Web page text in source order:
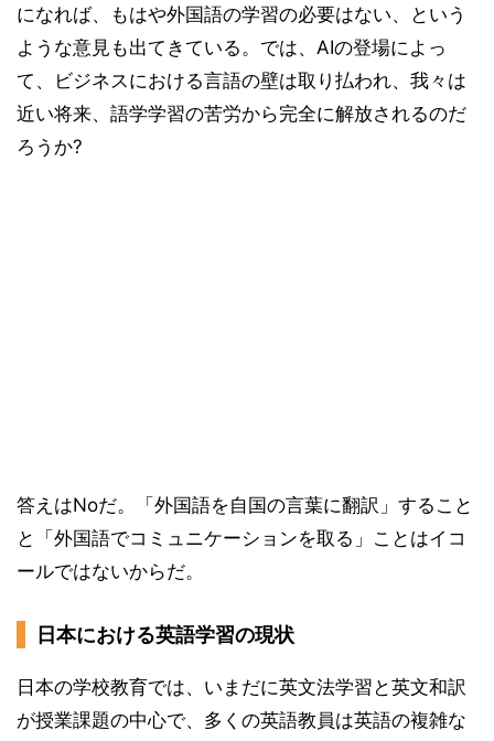
になれば、もはや外国語の学習の必要はない、という
ような意見も出てきている。では、AIの登場によっ
て、ビジネスにおける言語の壁は取り払われ、我々は
近い将来、語学学習の苦労から完全に解放されるのだ
ろうか?
答えはNoだ。「外国語を自国の言葉に翻訳」すること
と「外国語でコミュニケーションを取る」ことはイコ
ールではないからだ。
日本における英語学習の現状
日本の学校教育では、いまだに英文法学習と英文和訳
が授業課題の中心で、多くの英語教員は英語の複雑な